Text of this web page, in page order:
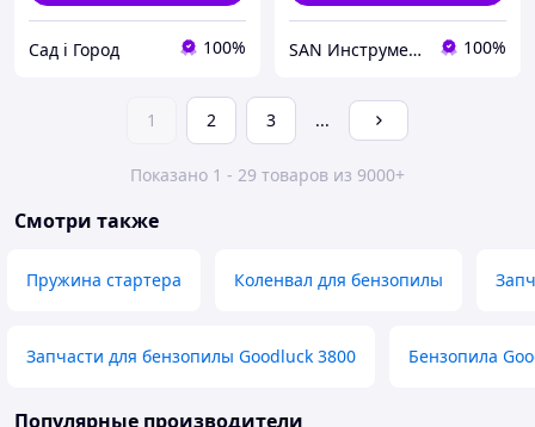
Сад і Город 100% SAN Инструмент Комплектующие Запчасти 100%
1 2 3 ...
Показано 1 - 29 товаров из 9000+
Смотри также
Пружина стартера Коленвал для бензопилы
Запчасти для бензопилы Goodluck 3800 Бензопила
Популярные производители